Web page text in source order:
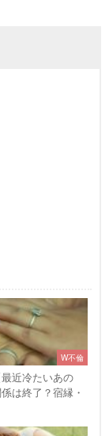
W不倫
近冷たいあの
は終了？宿縁・